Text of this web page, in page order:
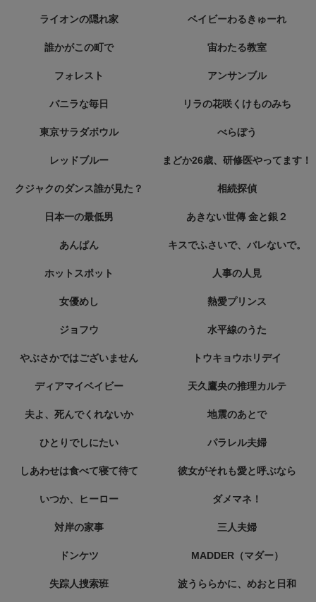
ライオンの隠れ家 ベイビーわるきゅーれ
誰かがこの町で 宙わたる教室
フォレスト アンサンブル
バニラな毎日 リラの花咲くけものみち
東京サラダボウル べらぼう
レッドブルー まどか26歳、研修医やってます！
クジャクのダンス誰が見た？ 相続探偵
日本一の最低男 あきない世傳 金と銀２
あんぱん キスでふさいで、バレないで。
ホットスポット 人事の人見
女優めし 熱愛プリンス
ジョフウ 水平線のうた
やぶさかではございません トウキョウホリデイ
ディアマイベイビー 天久鷹央の推理カルテ
夫よ、死んでくれないか 地震のあとで
ひとりでしにたい パラレル夫婦
しあわせは食べて寝て待て 彼女がそれも愛と呼ぶなら
いつか、ヒーロー ダメマネ！
対岸の家事 三人夫婦
ドンケツ MADDER（マダー）
失踪人捜索班 波うららかに、めおと日和